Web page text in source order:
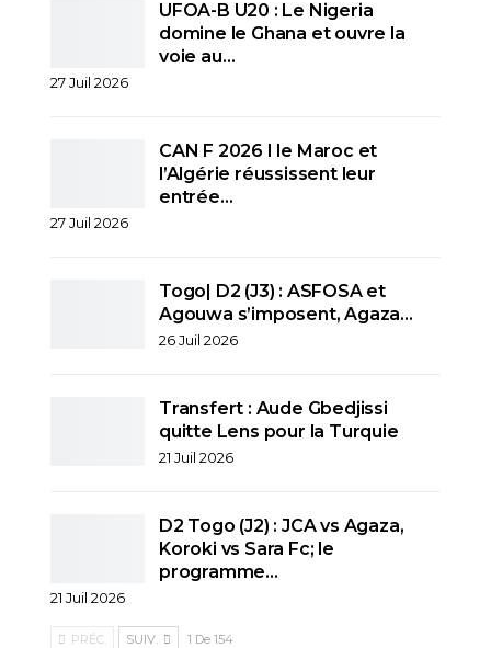
UFOA-B U20 : Le Nigeria
domine le Ghana et ouvre la
voie au…
27 Juil 2026
CAN F 2026 I le Maroc et
l’Algérie réussissent leur
entrée…
27 Juil 2026
Togo| D2 (J3) : ASFOSA et
Agouwa s’imposent, Agaza…
26 Juil 2026
Transfert : Aude Gbedjissi
quitte Lens pour la Turquie
21 Juil 2026
D2 Togo (J2) : JCA vs Agaza,
Koroki vs Sara Fc; le
programme…
21 Juil 2026
PRÉC. SUIV. 1 De 154